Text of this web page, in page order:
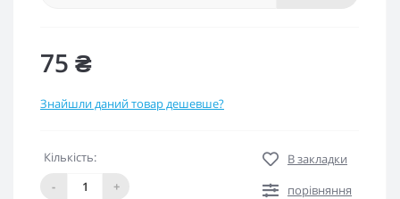
75 ₴
Знайшли даний товар дешевше?
Кількість:
-
+
В закладки
порівняння